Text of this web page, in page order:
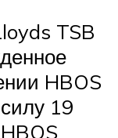
TSB
HBOS
19